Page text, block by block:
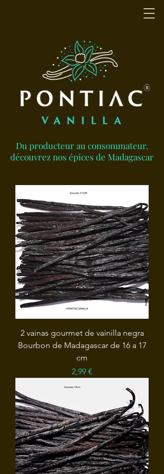
Du producteur au consommateur,
découvrez nos épices de Madagascar
2 vainas gourmet de vainilla negra
Bourbon de Madagascar de 16 a 17
cm
Precio
2,99 €